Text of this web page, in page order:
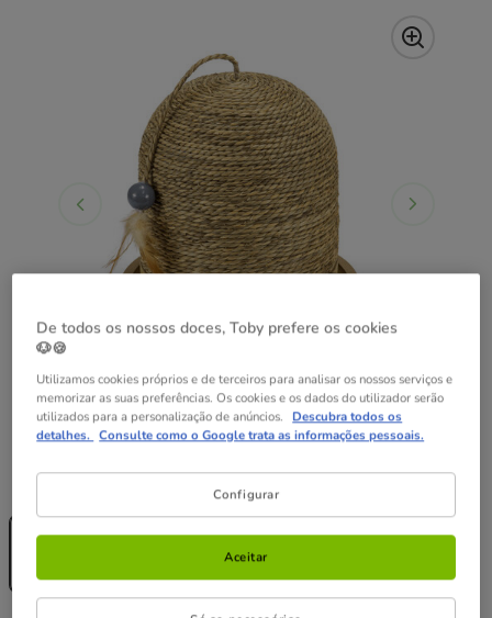
Medidas:26 x 27 x 27 cm Guia de tamanhos
26 x 27 x 27
Sem Stock
35.99€
De todos os nossos doces, Toby prefere os cookies
🐶🍪
Utilizamos cookies próprios e de terceiros para analisar os nossos serviços e
memorizar as suas preferências. Os cookies e os dados do utilizador serão
utilizados para a personalização de anúncios. Descubra todos os
detalhes. Consulte como o Google trata as informações pessoais.
Configurar
Aceitar